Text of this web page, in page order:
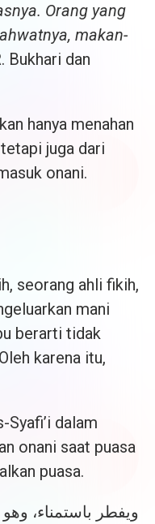
Orang yang
makan-
Bukhari dan
hanya menahan
juga dari
onani.
seorang ahli fikih,
mani
berarti tidak
karena itu,
Syafi’i dalam
onani saat puasa
puasa.
ويفطر باستمناء،